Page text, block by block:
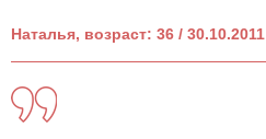
Наталья, возраст: 36 / 30.10.2011